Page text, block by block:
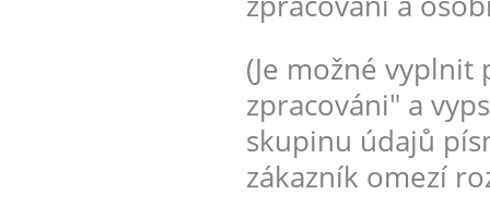
(Je možné vyplnit
zpracováni" a
skupinu údajů
zákazník omezí